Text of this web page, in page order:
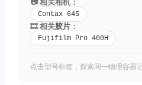
Contax 645
🎞️ 相关胶片 ：
Fujifilm Pro 400H
点击型号标签，探索同一物理容器